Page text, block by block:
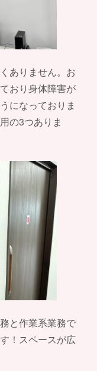
ありません。お
おり身体障害が
になっておりま
の3つありま
と作業系業務で
！スペースが広